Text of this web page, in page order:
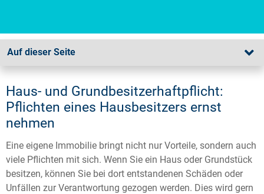
Auf dieser Seite
Haus- und Grundbesitzerhaftpflicht:
Pflichten eines Hausbesitzers ernst
nehmen
Eine eigene Immobilie bringt nicht nur Vorteile, sondern auch
viele Pflichten mit sich. Wenn Sie ein Haus oder Grundstück
besitzen, können Sie bei dort entstandenen Schäden oder
Unfällen zur Verantwortung gezogen werden. Dies wird gern